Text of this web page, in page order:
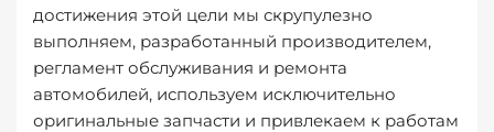
достижения этой цели мы скрупулезно
выполняем, разработанный производителем,
регламент обслуживания и ремонта
автомобилей, используем исключительно
оригинальные запчасти и привлекаем к работам